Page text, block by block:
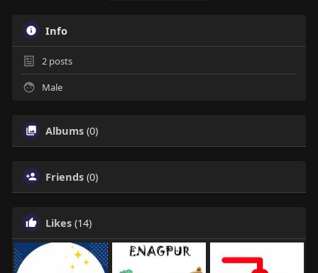
Info
2posts
Male
Albums (0)
Friends (0)
Likes (14)